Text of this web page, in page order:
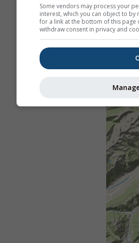
Some vendors may process your
interest, which you can object to
for a link at the bottom of this page
withdraw consent in privacy and